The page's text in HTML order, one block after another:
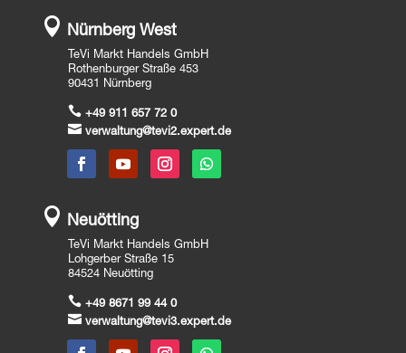
 Nürnberg West
TeVi Markt Handels GmbH
Rothenburger Straße 453
90431 Nürnberg
 +49 911 657 72 0
 verwaltung@tevi2.expert.de
 Neuötting
TeVi Markt Handels GmbH
Lohgerber Straße 15
84524 Neuötting
 +49 8671 99 44 0
 verwaltung@tevi3.expert.de